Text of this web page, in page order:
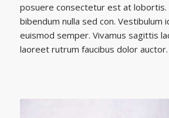
posuere consectetur est at lobortis.
bibendum nulla sed con. Vestibulum
euismod semper. Vivamus sagittis
laoreet rutrum faucibus dolor auctor.